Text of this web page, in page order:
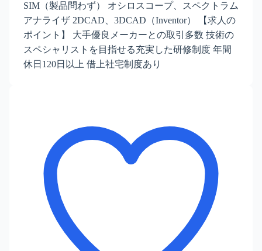
SIM（製品問わず） オシロスコープ、スペクトラム
アナライザ 2DCAD、3DCAD（Inventor） 【求人の
ポイント】 大手優良メーカーとの取引多数 技術の
スペシャリストを目指せる充実した研修制度 年間
休日120日以上 借上社宅制度あり